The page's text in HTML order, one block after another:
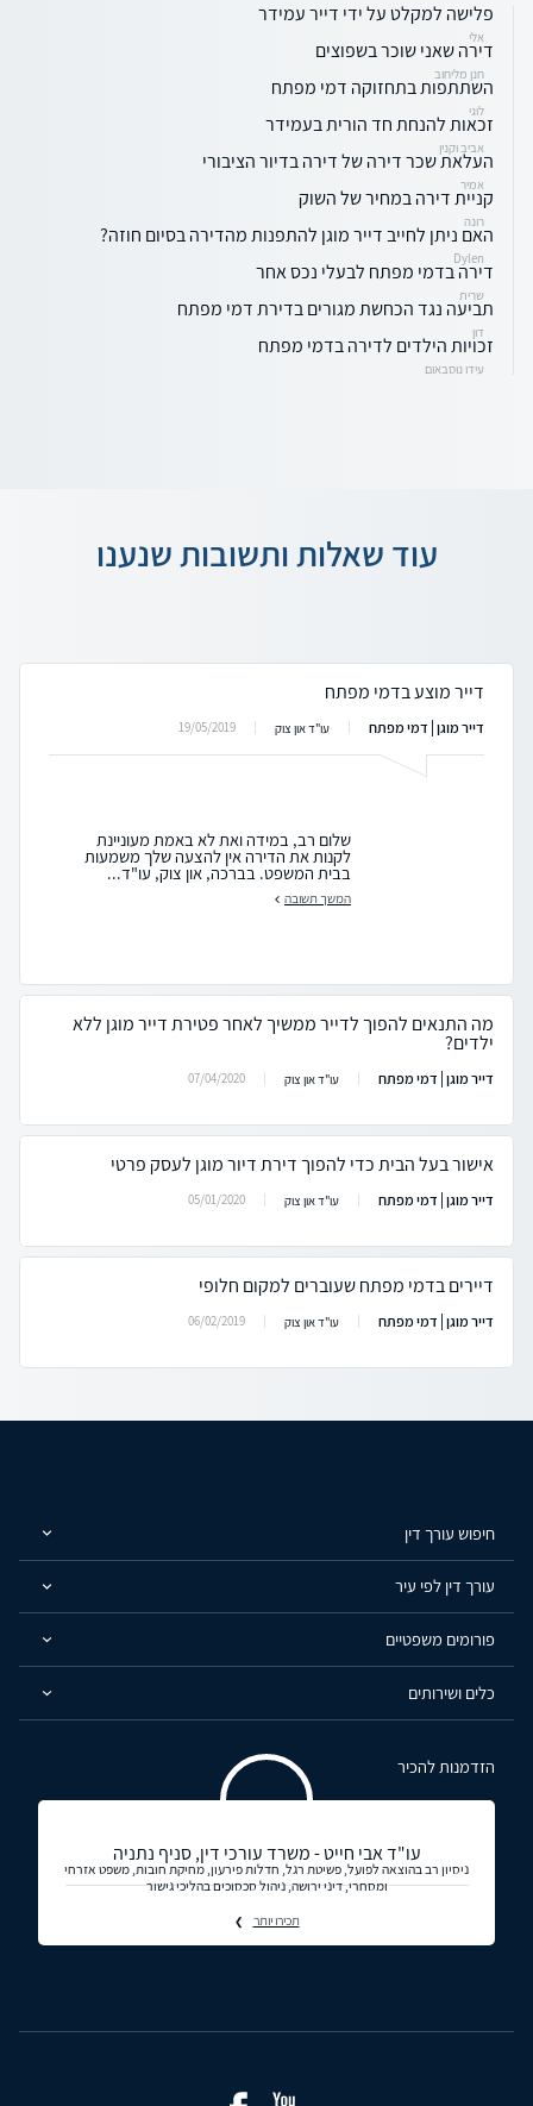
פלישה למקלט על ידי דייר עמידר
אלי
דירה שאני שוכר בשפוצים
חנן מליחוב
השתתפות בתחזוקה דמי מפתח
לוגי
זכאות להנחת חד הורית בעמידר
אביב וקנין
העלאת שכר דירה של דירה בדיור הציבורי
אמיר
קניית דירה במחיר של השוק
רונה
האם ניתן לחייב דייר מוגן להתפנות מהדירה בסיום חוזה?
Dylen
דירה בדמי מפתח לבעלי נכס אחר
שרית
תביעה נגד הכחשת מגורים בדירת דמי מפתח
דון
זכויות הילדים לדירה בדמי מפתח
עידו נוסבאום
עוד שאלות ותשובות שנענו
דייר מוצע בדמי מפתח
דייר מוגן | דמי מפתח עו"ד און צוק 19/05/2019
שלום רב, במידה ואת לא באמת מעוניינת
לקנות את הדירה אין להצעה שלך משמעות
בבית המשפט. בברכה, און צוק, עו"ד...
המשך תשובה
מה התנאים להפוך לדייר ממשיך לאחר פטירת דייר מוגן ללא
ילדים?
דייר מוגן | דמי מפתח עו"ד און צוק 07/04/2020
אישור בעל הבית כדי להפוך דירת דיור מוגן לעסק פרטי
דייר מוגן | דמי מפתח עו"ד און צוק 05/01/2020
דיירים בדמי מפתח שעוברים למקום חלופי
דייר מוגן | דמי מפתח עו"ד און צוק 06/02/2019
חיפוש עורך דין
עורך דין לפי עיר
פורומים משפטיים
כלים ושירותים
הזדמנות להכיר
עו"ד אבי חייט - משרד עורכי דין, סניף נתניה
ניסיון רב בהוצאה לפועל, פשיטת רגל, חדלות פירעון, מחיקת חובות, משפט אזרחי
ומסחרי, דיני ירושה, ניהול סכסוכים בהליכי גישור
תכירו יותר